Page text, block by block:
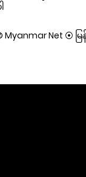
Myanmar Net ⦿